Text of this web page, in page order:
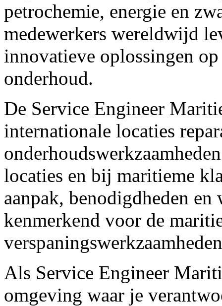
petrochemie, energie en
medewerkers wereldwijd
innovatieve oplossingen
onderhoud.
De Service Engineer
internationale locaties
locaties en bij maritieme
aanpak, benodigdheden
kenmerkend voor de
Als Service Engineer
omgeving waar je